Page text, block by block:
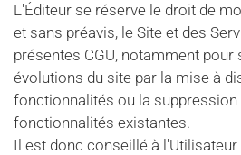
L'Éditeur se réserve le droit de
et sans préavis, le Site et des
présentes CGU, notamment pour
évolutions du site par la mise à
fonctionnalités ou la
fonctionnalités existantes.
Il est donc conseillé à